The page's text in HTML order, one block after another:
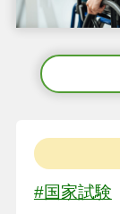
#国家試験